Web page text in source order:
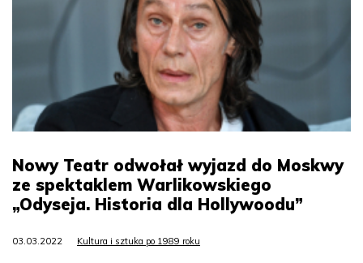
Nowy Teatr odwołał wyjazd do Moskwy
ze spektaklem Warlikowskiego
„Odyseja. Historia dla Hollywoodu”
03.03.2022 Kultura i sztuka po 1989 roku